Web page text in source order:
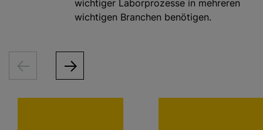
wichtiger Laborprozesse in mehreren
wichtigen Branchen benötigen.